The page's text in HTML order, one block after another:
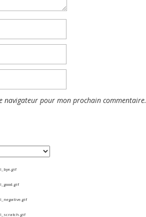
navigateur pour mon prochain commentaire.